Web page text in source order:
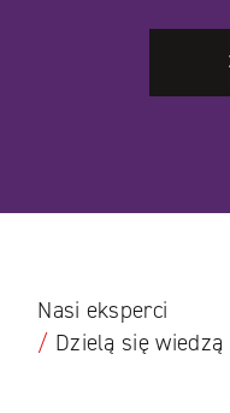
Nasi eksperci
/ Dzielą się wiedzą